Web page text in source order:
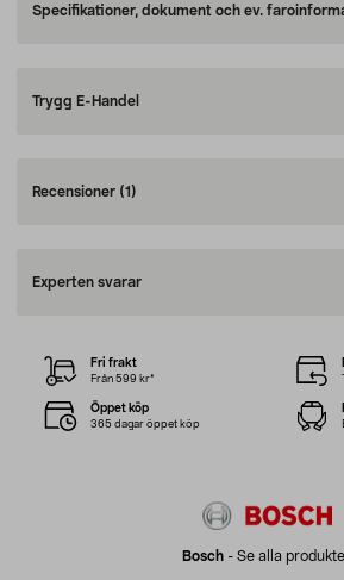
Specifikationer, dokument och ev.
Trygg E-Handel
Recensioner (1)
Experten svarar
Bosch - Se alla
Fri frakt
Från 599 kr*
Öppet köp
365 dagar öppet köp